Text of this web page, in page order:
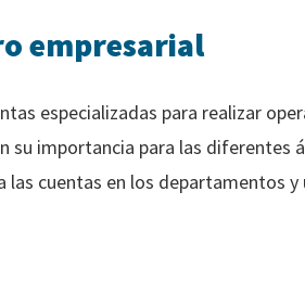
empresarial
especializadas para realizar
su importancia para las diferentes
cuentas en los departamentos y